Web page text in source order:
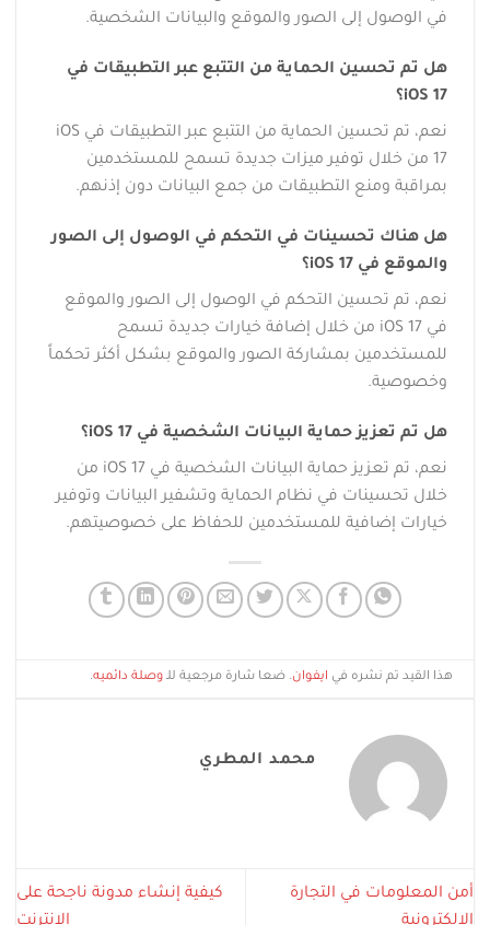
في الوصول إلى الصور والموقع والبيانات الشخصية.
هل تم تحسين الحماية من التتبع عبر التطبيقات في
iOS 17؟
نعم، تم تحسين الحماية من التتبع عبر التطبيقات في iOS
17 من خلال توفير ميزات جديدة تسمح للمستخدمين
بمراقبة ومنع التطبيقات من جمع البيانات دون إذنهم.
هل هناك تحسينات في التحكم في الوصول إلى الصور
والموقع في iOS 17؟
نعم، تم تحسين التحكم في الوصول إلى الصور والموقع
في iOS 17 من خلال إضافة خيارات جديدة تسمح
للمستخدمين بمشاركة الصور والموقع بشكل أكثر تحكماً
وخصوصية.
هل تم تعزيز حماية البيانات الشخصية في iOS 17؟
نعم، تم تعزيز حماية البيانات الشخصية في iOS 17 من
خلال تحسينات في نظام الحماية وتشفير البيانات وتوفير
خيارات إضافية للمستخدمين للحفاظ على خصوصيتهم.
هذا القيد تم نشره في ايفوان. ضعا شارة مرجعية للـوصلة دائميه.
محمد المطري
أمن المعلومات في التجارة
كيفية إنشاء مدونة ناجحة على